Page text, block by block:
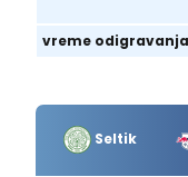
vreme
Seltik